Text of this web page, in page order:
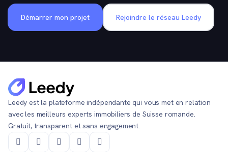
Démarrer mon projet Rejoindre le réseau Leedy
Leedy est la plateforme indépendante qui vous met en relation
avec les meilleurs experts immobiliers de Suisse romande.
Gratuit, transparent et sans engagement.